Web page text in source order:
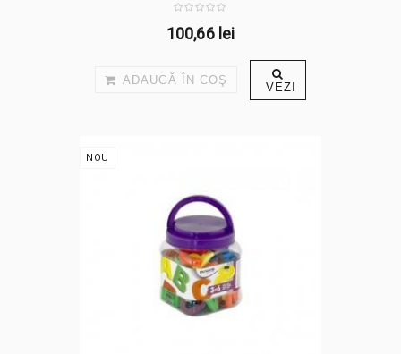
100,66 lei
ADAUGĂ ÎN COŞ VEZI
NOU